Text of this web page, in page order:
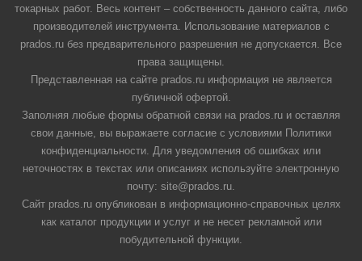
токарных работ. Весь контент – собственность данного сайта, либо
производителей инструмента. Использование материалов с
prados.ru без предварительного разрешения не допускается. Все
права защищены.
Представленная на сайте prados.ru информация не является
публичной офертой.
Заполняя любые формы обратной связи на prados.ru и оставляя
свои данные, вы выражаете согласие с условиями Политики
конфиденциальности. Для уведомления об ошибках или
неточностях в текстах или описаниях используйте электронную
почту: site@prados.ru.
Сайт prados.ru опубликован в информационно-справочных целях
как каталог продукции и услуг и не несет рекламной или
побудительной функции.